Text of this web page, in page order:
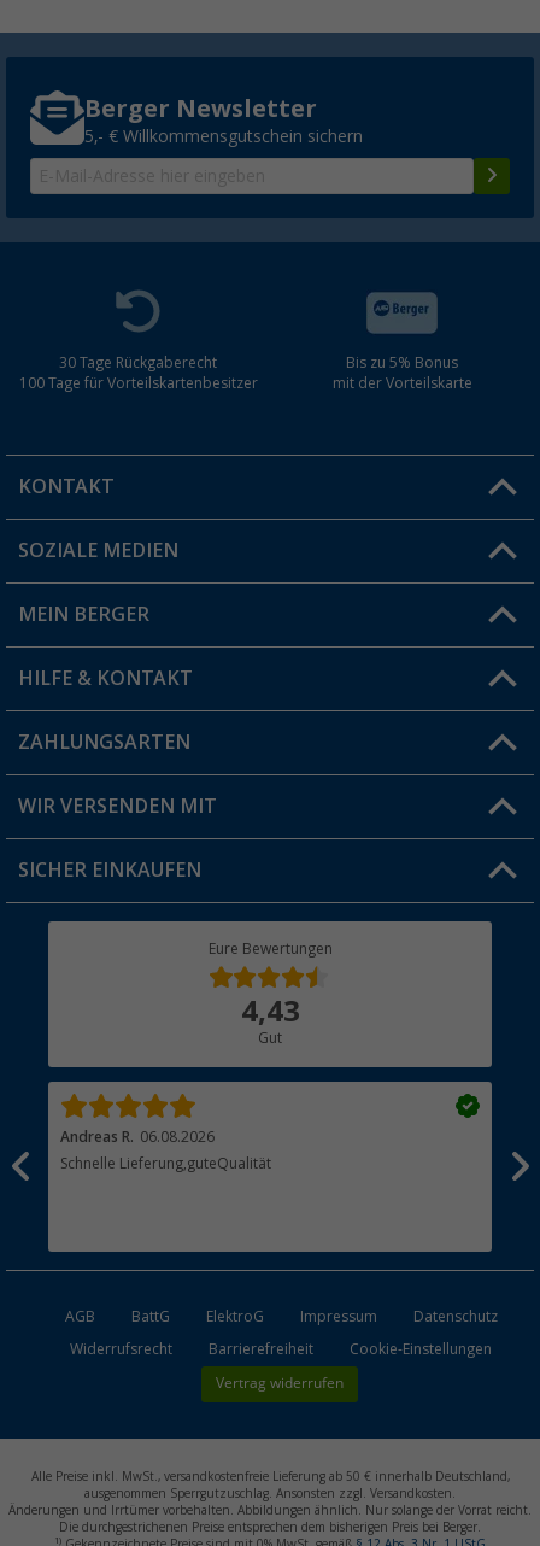
Berger Newsletter
5,- € Willkommensgutschein sichern
30 Tage Rückgaberecht
100 Tage für Vorteilskartenbesitzer
Bis zu 5% Bonus
mit der Vorteilskarte
KONTAKT
Du hast eine Frage?
Filiale finden
SOZIALE MEDIEN
MEIN BERGER
Vorteilskarte
Blog
Jobs & Karriere
HILFE & KONTAKT
FAQ & Kontakt
Versandinformationen
Rücksendung
ZAHLUNGSARTEN
WIR VERSENDEN MIT
SICHER EINKAUFEN
Eure Bewertungen
4,43
Gut
Andreas R. 06.08.2026
Schnelle Lieferung,guteQualität
AGB BattG ElektroG Impressum
Datenschutz
Widerrufsrecht
Barrierefreiheit Cookie-Einstellungen
Vertrag widerrufen
Alle Preise inkl. MwSt., versandkostenfreie Lieferung ab 50 € innerhalb Deutschland,
ausgenommen Sperrgutzuschlag. Ansonsten zzgl. Versandkosten.
Änderungen und Irrtümer vorbehalten. Abbildungen ähnlich. Nur solange der Vorrat reicht.
Die durchgestrichenen Preise entsprechen dem bisherigen Preis bei Berger.
1)